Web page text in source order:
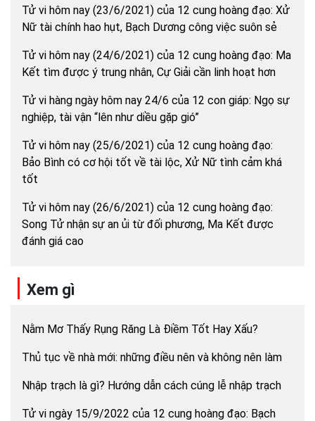
Tử vi hôm nay (23/6/2021) của 12 cung hoàng đạo: Xử
Nữ tài chính hao hụt, Bạch Dương công việc suôn sẻ
Tử vi hôm nay (24/6/2021) của 12 cung hoàng đạo: Ma
Kết tìm được ý trung nhân, Cự Giải cần linh hoạt hơn
Tử vi hàng ngày hôm nay 24/6 của 12 con giáp: Ngọ sự
nghiệp, tài vận “lên như diều gặp gió”
Tử vi hôm nay (25/6/2021) của 12 cung hoàng đạo:
Bảo Bình có cơ hội tốt về tài lộc, Xử Nữ tình cảm khá
tốt
Tử vi hôm nay (26/6/2021) của 12 cung hoàng đạo:
Song Tử nhận sự an ủi từ đối phương, Ma Kết được
đánh giá cao
Xem gì
Nằm Mơ Thấy Rụng Răng Là Điềm Tốt Hay Xấu?
Thủ tục về nhà mới: những điều nên và không nên làm
Nhập trạch là gì? Hướng dẫn cách cúng lễ nhập trạch
Tử vi ngày 15/9/2022 của 12 cung hoàng đạo: Bạch